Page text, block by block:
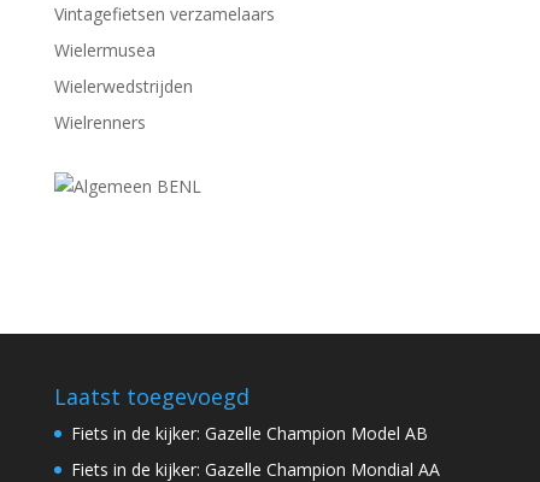
Vintagefietsen verzamelaars
Wielermusea
Wielerwedstrijden
Wielrenners
Laatst toegevoegd
Fiets in de kijker: Gazelle Champion Model AB
Fiets in de kijker: Gazelle Champion Mondial AA